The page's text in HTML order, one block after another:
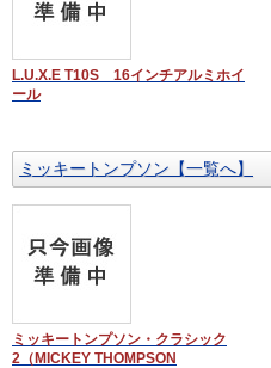
L.U.X.E T10S 16インチアルミホイ
ール
ミッキートンプソン【一覧へ】
ミッキートンプソン・クラシック
2（MICKEY THOMPSON